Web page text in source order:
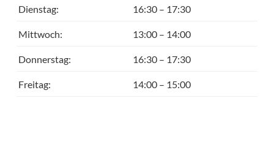
Dienstag: 16:30 – 17:30
Mittwoch: 13:00 – 14:00
Donnerstag: 16:30 – 17:30
Freitag: 14:00 – 15:00